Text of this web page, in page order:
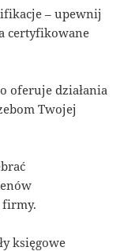
– upewnij
certyfikowane
oferuje działania
Twojej
firmy.
księgowe